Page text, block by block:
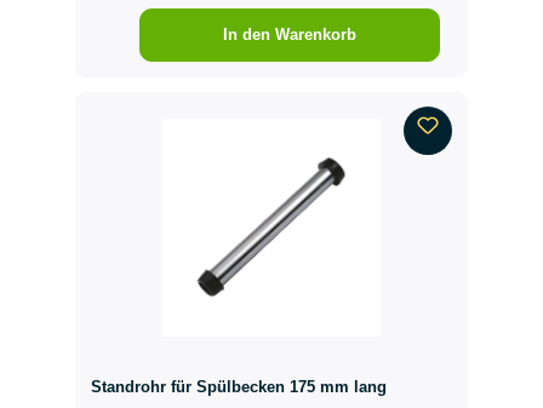
In den Warenkorb
Standrohr für Spülbecken 175 mm lang